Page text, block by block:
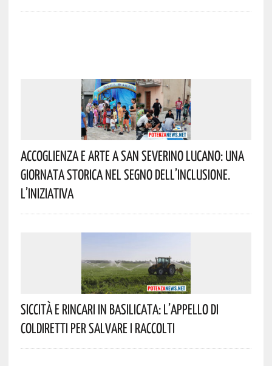
Accoglienza E Arte A San Severino Lucano: Una
Giornata Storica Nel Segno Dell’inclusione.
L’iniziativa
Siccità E Rincari In Basilicata: L’appello Di
Coldiretti Per Salvare I Raccolti